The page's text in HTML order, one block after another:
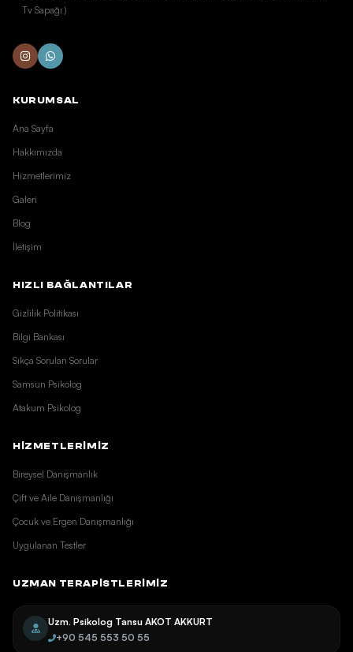
Tv Sapağı )
KURUMSAL
Ana Sayfa
Hakkımızda
Hizmetlerimiz
Galeri
Blog
İletişim
HIZLI BAĞLANTILAR
Gizlilik Politikası
Bilgi Bankası
Sıkça Sorulan Sorular
Samsun Psikolog
Atakum Psikolog
HİZMETLERİMİZ
Bireysel Danışmanlık
Çift ve Aile Danışmanlığı
Çocuk ve Ergen Danışmanlığı
Uygulanan Testler
UZMAN TERAPISTLERIMIZ
Uzm. Psikolog Tansu AKOT AKKURT
+90 545 553 50 55